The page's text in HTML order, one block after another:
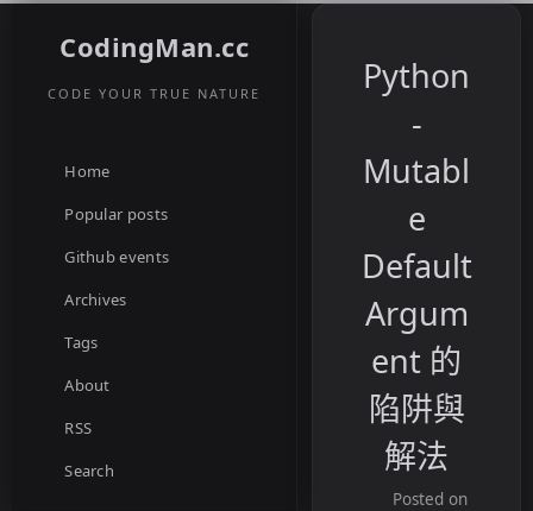
CodingMan.cc
CODE YOUR TRUE NATURE
Home
Popular posts
Github events
Archives
Tags
About
RSS
Search
Python
-
Mutabl
e
Default
Argum
ent 的
陷阱與
解法
Posted on